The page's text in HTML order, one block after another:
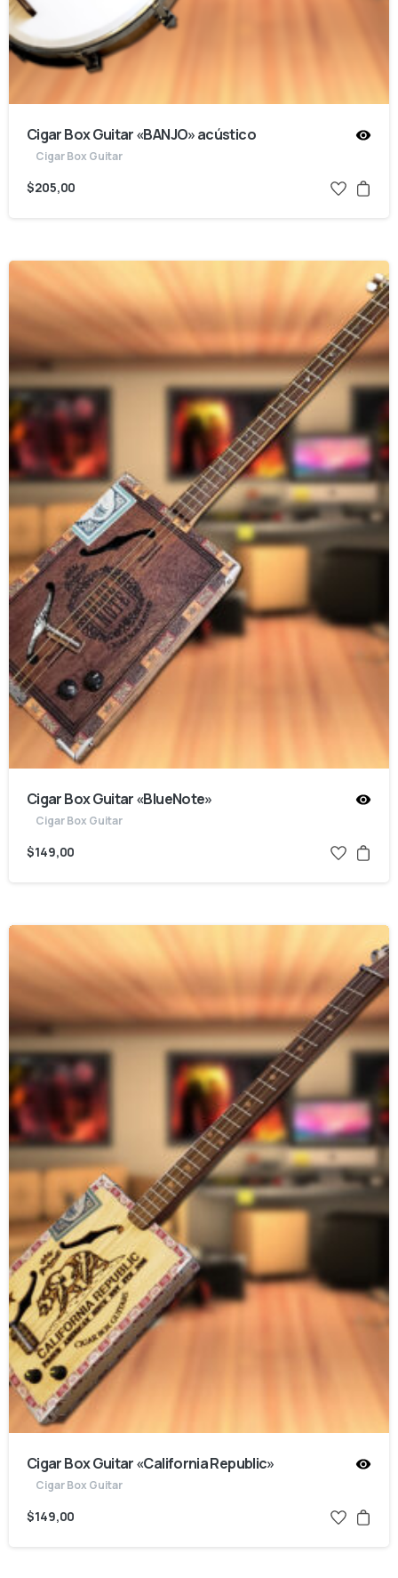
Cigar Box Guitar «BANJO» acústico
Cigar Box Guitar
$205,00
Cigar Box Guitar «BlueNote»
Cigar Box Guitar
$149,00
Cigar Box Guitar «California Republic»
Cigar Box Guitar
$149,00